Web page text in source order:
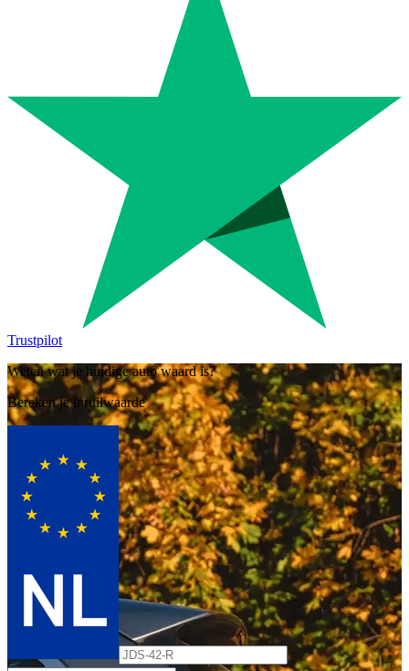
Trustpilot
Weten wat je huidige auto waard is?
Bereken je inruilwaarde